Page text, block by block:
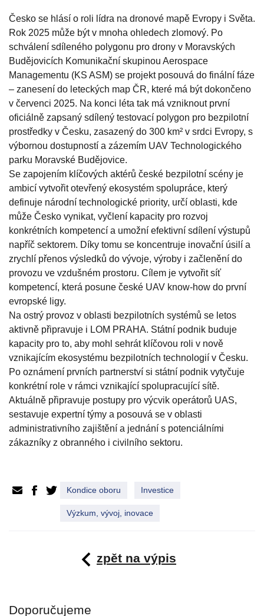
Česko se hlásí o roli lídra na dronové mapě Evropy i Světa.
Rok 2025 může být v mnoha ohledech zlomový. Po
schválení sdíleného polygonu pro drony v Moravských
Budějovicích Komunikační skupinou Aerospace
Managementu (KS ASM) se projekt posouvá do finální fáze
– zanesení do leteckých map ČR, které má být dokončeno
v červenci 2025. Na konci léta tak má vzniknout první
oficiálně zapsaný sdílený testovací polygon pro bezpilotní
prostředky v Česku, zasazený do 300 km² v srdci Evropy, s
výbornou dostupností a zázemím UAV Technologického
parku Moravské Budějovice.
Se zapojením klíčových aktérů české bezpilotní scény je
ambicí vytvořit otevřený ekosystém spolupráce, který
definuje národní technologické priority, určí oblasti, kde
může Česko vynikat, vyčlení kapacity pro rozvoj
konkrétních kompetencí a umožní efektivní sdílení výstupů
napříč sektorem. Díky tomu se koncentruje inovační úsilí a
zrychlí přenos výsledků do vývoje, výroby i začlenění do
provozu ve vzdušném prostoru. Cílem je vytvořit síť
kompetencí, která posune české UAV know-how do první
evropské ligy.
Na ostrý provoz v oblasti bezpilotních systémů se letos
aktivně připravuje i LOM PRAHA. Státní podnik buduje
kapacity pro to, aby mohl sehrát klíčovou roli v nově
vznikajícím ekosystému bezpilotních technologií v Česku.
Po oznámení prvních partnerství si státní podnik vytyčuje
konkrétní role v rámci vznikající spolupracující sítě.
Aktuálně připravuje postupy pro výcvik operátorů UAS,
sestavuje expertní týmy a posouvá se v oblasti
administrativního zajištění a jednání s potenciálními
zákazníky z obranného i civilního sektoru.
Kondice oboru Investice
Výzkum, vývoj, inovace
zpět na výpis
Doporučujeme